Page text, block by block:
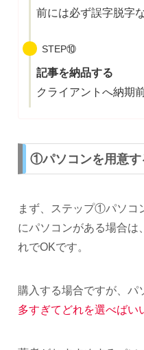
前には必ず誤字脱字
STEP⑩
記事を納品する
クライアントへ納期
①パソコンを用意す
まず、ステップ①パソコ
にパソコンがある場合は
れでOKです。
購入する場合ですが、パ
多すぎてどれを選べば